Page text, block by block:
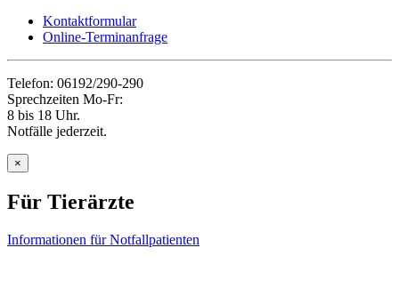
Kontaktformular
Online-Terminanfrage
Telefon: 06192/290-290
Sprechzeiten Mo-Fr:
8 bis 18 Uhr.
Notfälle jederzeit.
×
Für Tierärzte
Informationen für Notfallpatienten